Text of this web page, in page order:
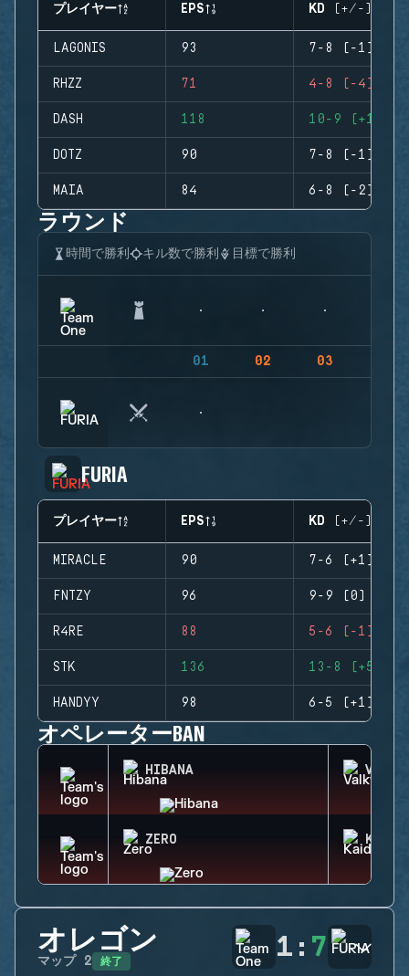
プレイヤー EPS KD (+/-)
LAGONIS 93 7-8 (-1)
RHZZ 71 4-8 (-4)
DASH 118 10-9 (+1)
DOTZ 90 7-8 (-1)
MAIA 84 6-8 (-2)
ラウンド
時間で勝利 キル数で勝利 目標で勝利
01 02 03
FURIA
プレイヤー EPS KD (+/-)
MIRACLE 90 7-6 (+1)
FNTZY 96 9-9 (0)
R4RE 88 5-6 (-1)
STK 136 13-8 (+5)
HANDYY 98 6-5 (+1)
オペレーターBAN
HIBANA
ZERO KAID
オレゴン
マップ 2 終了 1 : 7